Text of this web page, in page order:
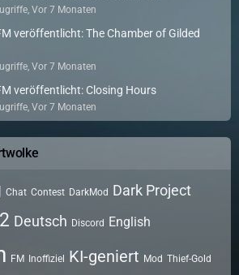
Vor 7 Monaten
veröffentlicht: The Chamber of Gilded
Vor 7 Monaten
veröffentlicht: Closing Hours
Vor 7 Monaten
Chat Contest DarkMod Dark Project
Deutsch Discord English
FM Inoffiziel KI-geniert Mod Thief-Gold